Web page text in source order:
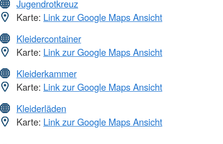
Jugendrotkreuz
Karte: Link zur Google Maps Ansicht
Kleidercontainer
Karte: Link zur Google Maps Ansicht
Kleiderkammer
Karte: Link zur Google Maps Ansicht
Kleiderläden
Karte: Link zur Google Maps Ansicht